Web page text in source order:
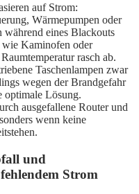
auf Strom:
Wärmepumpen oder
während eines Blackouts
Kaminofen oder
rasch ab.
Taschenlampen zwar
wegen der Brandgefahr
optimale Lösung.
ausgefallene Router und
wenn keine
und
Strom